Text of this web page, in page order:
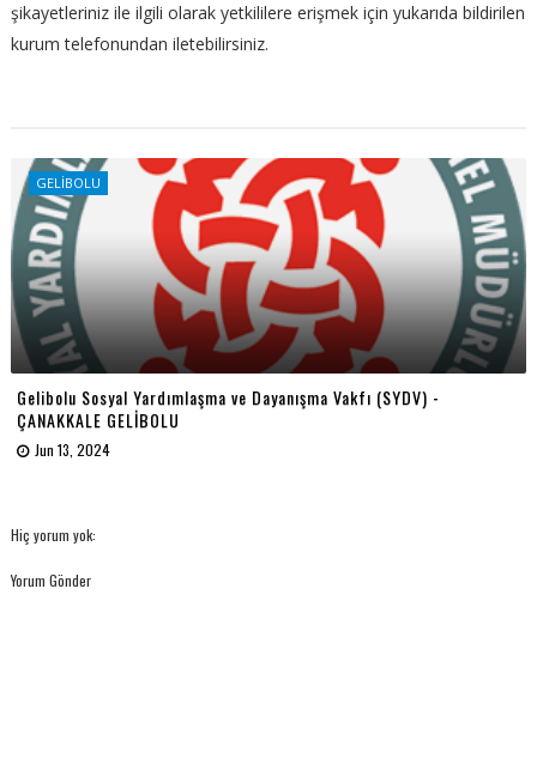
şikayetleriniz ile ilgili olarak yetkililere erişmek için yukarıda bildirilen
kurum telefonundan iletebilirsiniz.
GELİBOLU
Gelibolu Sosyal Yardımlaşma ve Dayanışma Vakfı (SYDV) -
ÇANAKKALE GELİBOLU
Jun 13, 2024
Hiç yorum yok:
Yorum Gönder